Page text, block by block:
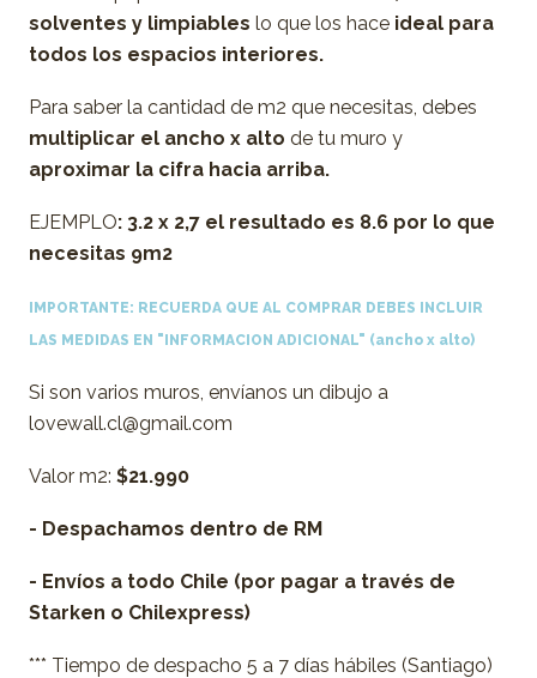
solventes y limpiables lo que los hace ideal para
todos los espacios interiores.
Para saber la cantidad de m2 que necesitas, debes
multiplicar el ancho x alto de tu muro y
aproximar la cifra hacia arriba.
EJEMPLO: 3.2 x 2,7 el resultado es 8.6 por lo que
necesitas 9m2
IMPORTANTE: RECUERDA QUE AL COMPRAR DEBES INCLUIR
LAS MEDIDAS EN "INFORMACION ADICIONAL" (ancho x alto)
Si son varios muros, envíanos un dibujo a
lovewall.cl@gmail.com
Valor m2: $21.990
- Despachamos dentro de RM
- Envíos a todo Chile (por pagar a través de
Starken o Chilexpress)
*** Tiempo de despacho 5 a 7 días hábiles (Santiago)